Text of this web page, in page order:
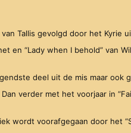
Tallis gevolgd door het Kyrie
en “Lady when I behold” van
deel uit de mis maar
verder met het voorjaar in
wordt voorafgegaan door het